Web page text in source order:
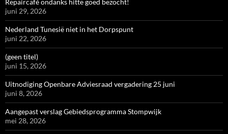
Repaircafé ondanks hitte goed bezocht!
juni 29, 2026
Nederland Tunesië niet in het Dorpspunt
juni 22, 2026
(geen titel)
juni 15, 2026
Uitnodiging Openbare Adviesraad vergadering 25 juni
juni 8, 2026
Aangepast verslag Gebiedsprogramma Stompwijk
mei 28, 2026